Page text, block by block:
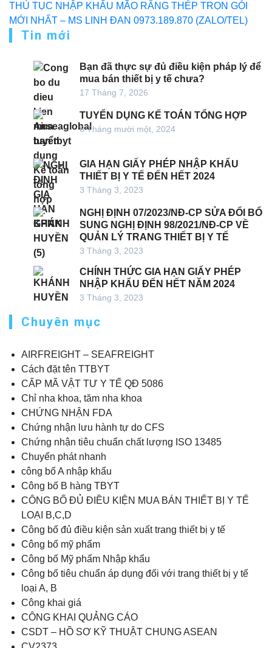
THỦ TỤC NHẬP KHẨU MÃO RĂNG THÉP TRỌN GÓI
MỚI NHẤT – MS LINH ĐAN 0973.189.870 (ZALO/TEL)
Tin mới
Bạn đã thực sự đủ điều kiện pháp lý để
mua bán thiết bị y tế chưa?
17 Tháng 7, 2026
TUYỂN DỤNG KẾ TOÁN TỔNG HỢP
6 Tháng mười một, 2024
GIA HẠN GIẤY PHÉP NHẬP KHẨU
THIẾT BỊ Y TẾ ĐẾN HẾT 2024
3 Tháng 3, 2023
NGHỊ ĐỊNH 07/2023/NĐ-CP SỬA ĐỔI BỔ
SUNG NGHỊ ĐỊNH 98/2021/NĐ-CP VỀ
QUẢN LÝ TRANG THIẾT BỊ Y TẾ
3 Tháng 3, 2023
CHÍNH THỨC GIA HẠN GIẤY PHÉP
NHẬP KHẨU ĐẾN HẾT NĂM 2024
3 Tháng 3, 2023
Chuyên mục
AIRFREIGHT – SEAFREIGHT
Cách đặt tên TTBYT
CẤP MÃ VẬT TƯ Y TẾ QĐ 5086
Chỉ nha khoa, tăm nha khoa
CHỨNG NHẬN FDA
Chứng nhận lưu hành tự do CFS
Chứng nhận tiêu chuẩn chất lượng ISO 13485
Chuyển phát nhanh
công bố A nhập khẩu
Công bố B hàng TBYT
CÔNG BỐ ĐỦ ĐIỀU KIỆN MUA BÁN THIẾT BỊ Y TẾ
LOẠI B,C,D
Công bố đủ điều kiện sản xuất trang thiết bị y tế
Công bố mỹ phẩm
Công bố Mỹ phẩm Nhập khẩu
Công bố tiêu chuẩn áp dụng đối với trang thiết bị y tế
loại A, B
Công khai giá
CÔNG KHAI QUẢNG CÁO
CSDT – HỒ SƠ KỸ THUẬT CHUNG ASEAN